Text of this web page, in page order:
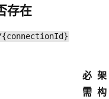
存在
{connectionId}
必
需
架
构